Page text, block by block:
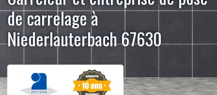
de carrelage à
Niederlauterbach 67630